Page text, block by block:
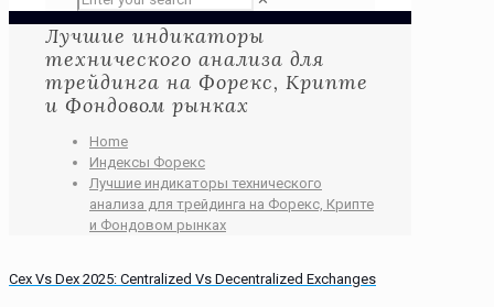
Лучшие индикаторы
технического анализа для
трейдинга на Форекс, Крипте
и Фондовом рынках
Home
Индексы Форекс
Лучшие индикаторы технического
анализа для трейдинга на Форекс, Крипте
и Фондовом рынках
Cex Vs Dex 2025: Centralized Vs Decentralized Exchanges